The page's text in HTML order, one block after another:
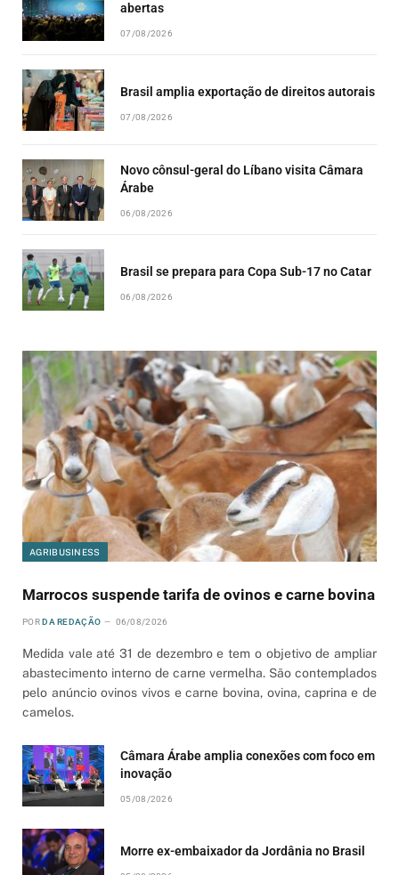
abertas
07/08/2026
Brasil amplia exportação de direitos autorais
07/08/2026
Novo cônsul-geral do Líbano visita Câmara
Árabe
06/08/2026
Brasil se prepara para Copa Sub-17 no Catar
06/08/2026
AGRIBUSINESS
Marrocos suspende tarifa de ovinos e carne bovina
POR DA REDAÇÃO 06/08/2026
Medida vale até 31 de dezembro e tem o objetivo de ampliar
abastecimento interno de carne vermelha. São contemplados
pelo anúncio ovinos vivos e carne bovina, ovina, caprina e de
camelos.
Câmara Árabe amplia conexões com foco em
inovação
05/08/2026
Morre ex-embaixador da Jordânia no Brasil